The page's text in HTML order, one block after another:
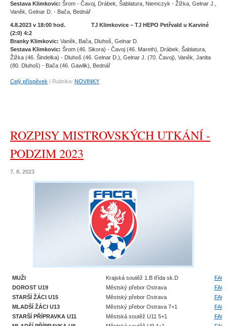
Sestava Klimkovic: Šrom - Čavoj, Drábek, Šablatura, Niemczyk - Žižka, Gelnar J.,
Vaněk, Gelnar D. - Bača, Bednář
4.8.2023 v 18:00 hod. TJ Klimkovice – TJ HEPO Petřvald u Karviné
(2:0) 4:2
Branky Klimkovic: Vaněk, Bača, Dluhoš, Gelnar D.
Sestava Klimkovic: Šrom (46. Sikora) - Čavoj (46. Mareth), Drábek, Šablatura,
Žižka (46. Šindelka) - Dluhoš (46. Gelnar D.), Gelnar J. (70. Čavoj), Vaněk, Janita
(80. Dluhoš) - Bača (46. Gawlik), Bednář
Celý příspěvek | Rubrika: NOVINKY
ROZPISY MISTROVSKÝCH UTKÁNÍ -
PODZIM 2023
7. 8. 2023
MUŽI Krajská soutěž 1.B třída sk.D
DOROST U19
Městský přebor Ostrava
STARŠÍ ŽÁCI U15
Městský přebor Ostrava
MLADŠÍ ŽÁCI U13
Městský přebor Ostrava 7+1
STARŠÍ PŘÍPRAVKA U11
Městská soutěž U11 5+1